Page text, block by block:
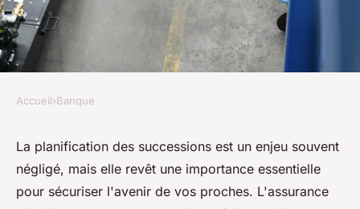
Planification des successions :
Le rôle de l'assurance vie
Accueil›Banque
La planification des successions est un enjeu souvent
négligé, mais elle revêt une importance essentielle
pour sécuriser l'avenir de vos proches. L'assurance